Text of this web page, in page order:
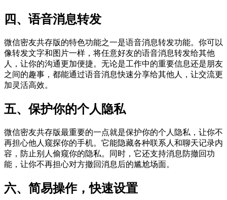
四、语音消息转发
微信密友共存版的特色功能之一是语音消息转发功能。你可以
像转发文字和图片一样，将任意好友的语音消息转发给其他
人，让你的沟通更加便捷。无论是工作中的重要信息还是朋友
之间的趣事，都能通过语音消息快速分享给其他人，让交流更
加灵活高效。
五、保护你的个人隐私
微信密友共存版最重要的一点就是保护你的个人隐私，让你不
再担心他人窥探你的手机。它能隐藏各种联系人和聊天记录内
容，防止别人偷窥你的隐私。同时，它还支持消息防撤回功
能，让你不再担心对方撤回消息后的尴尬场面。
六、简易操作，快速设置